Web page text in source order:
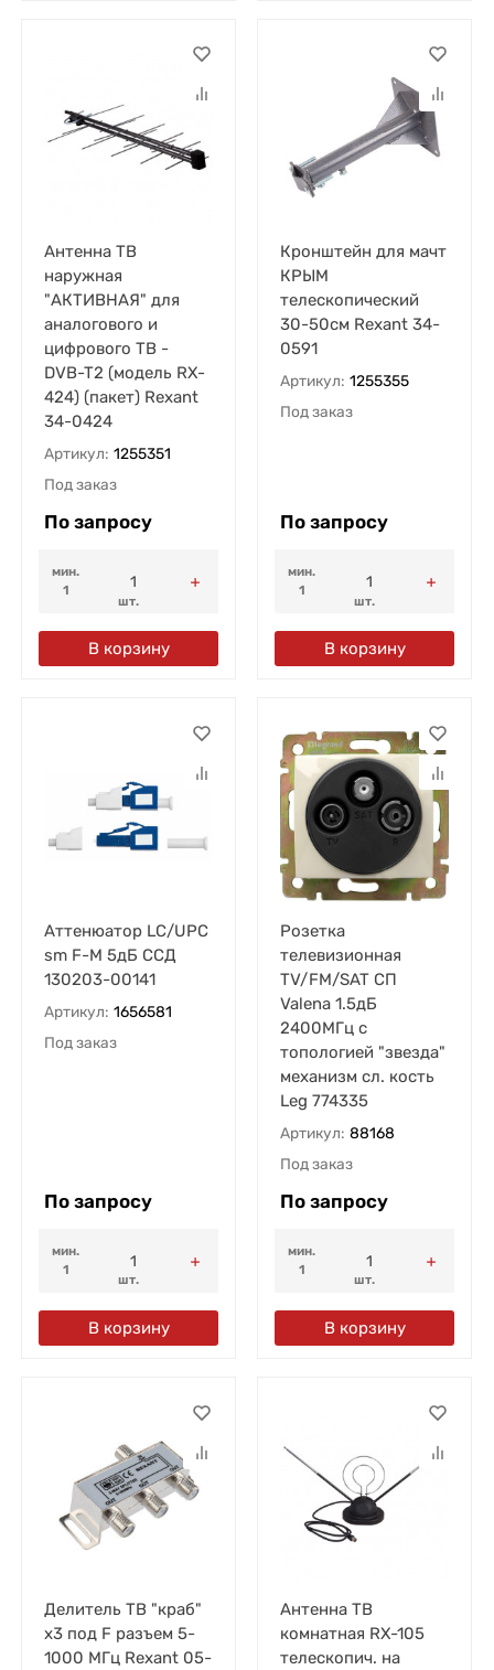
Антенна ТВ
наружная
"АКТИВНАЯ" для
аналогового и
цифрового ТВ -
DVB-T2 (модель RX-
424) (пакет) Rexant
34-0424
Артикул: 1255351
Под заказ
По запросу
мин.
1
шт.
В корзину
Кронштейн для мачт
КРЫМ
телескопический
30-50см Rexant 34-
0591
Артикул: 1255355
Под заказ
По запросу
мин.
1
шт.
В корзину
Аттенюатор LC/UPC
sm F-M 5дБ ССД
130203-00141
Артикул: 1656581
Под заказ
По запросу
мин.
1
шт.
В корзину
Розетка
телевизионная
TV/FM/SAT СП
Valena 1.5дБ
2400МГц с
топологией "звезда"
механизм сл. кость
Leg 774335
Артикул: 88168
Под заказ
По запросу
мин.
1
шт.
В корзину
Делитель ТВ "краб"
х3 под F разъем 5-
1000 МГц Rexant 05-
Антенна ТВ
комнатная RX-105
телескопич. на